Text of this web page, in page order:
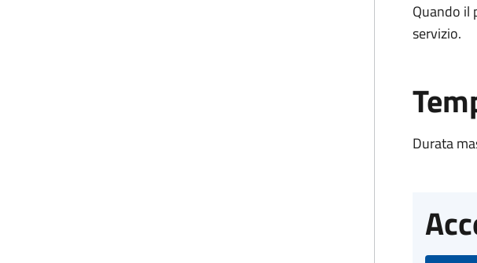
Quando il
servizio.
Durata